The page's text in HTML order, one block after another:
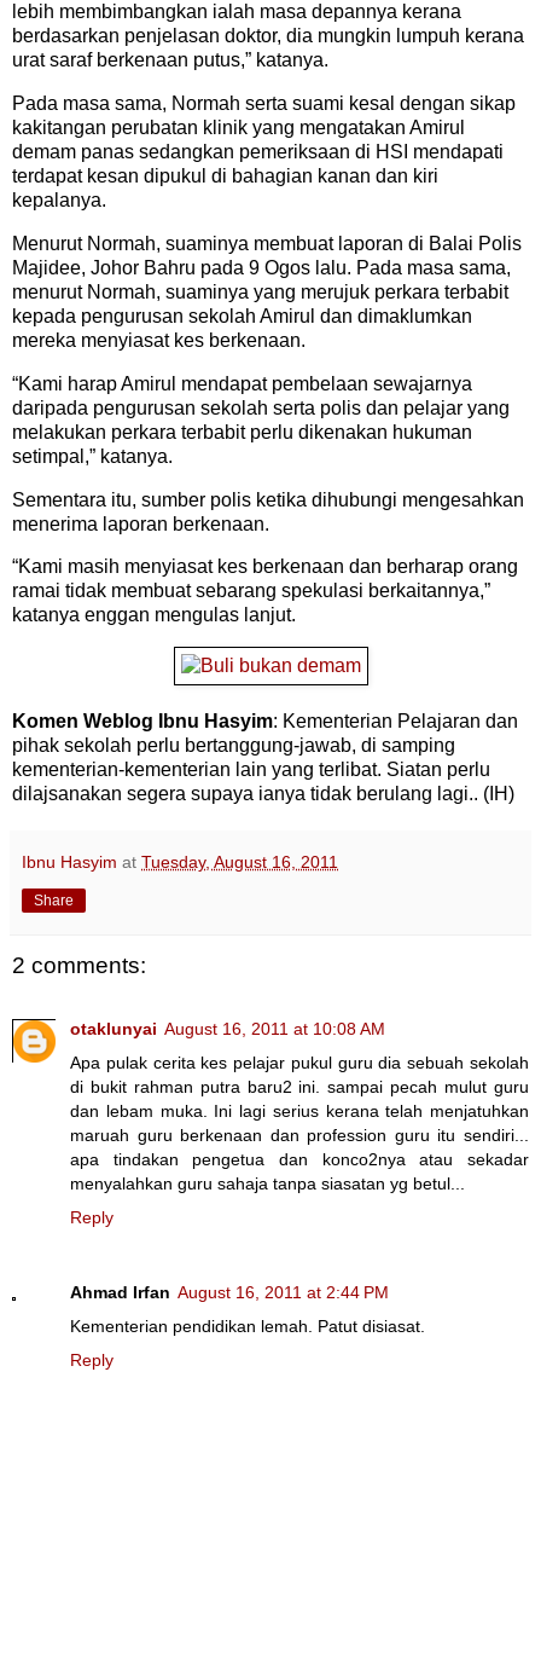
lebih membimbangkan ialah masa depannya kerana
berdasarkan penjelasan doktor, dia mungkin lumpuh kerana
urat saraf berkenaan putus,” katanya.
Pada masa sama, Normah serta suami kesal dengan sikap
kakitangan perubatan klinik yang mengatakan Amirul
demam panas sedangkan pemeriksaan di HSI mendapati
terdapat kesan dipukul di bahagian kanan dan kiri
kepalanya.
Menurut Normah, suaminya membuat laporan di Balai Polis
Majidee, Johor Bahru pada 9 Ogos lalu. Pada masa sama,
menurut Normah, suaminya yang merujuk perkara terbabit
kepada pengurusan sekolah Amirul dan dimaklumkan
mereka menyiasat kes berkenaan.
“Kami harap Amirul mendapat pembelaan sewajarnya
daripada pengurusan sekolah serta polis dan pelajar yang
melakukan perkara terbabit perlu dikenakan hukuman
setimpal,” katanya.
Sementara itu, sumber polis ketika dihubungi mengesahkan
menerima laporan berkenaan.
“Kami masih menyiasat kes berkenaan dan berharap orang
ramai tidak membuat sebarang spekulasi berkaitannya,”
katanya enggan mengulas lanjut.
Komen Weblog Ibnu Hasyim: Kementerian Pelajaran dan
pihak sekolah perlu bertanggung-jawab, di samping
kementerian-kementerian lain yang terlibat. Siatan perlu
dilajsanakan segera supaya ianya tidak berulang lagi.. (IH)
Ibnu Hasyim at Tuesday, August 16, 2011
Share
2 comments:
otaklunyai August 16, 2011 at 10:08 AM
Apa pulak cerita kes pelajar pukul guru dia sebuah sekolah
di bukit rahman putra baru2 ini. sampai pecah mulut guru
dan lebam muka. Ini lagi serius kerana telah menjatuhkan
maruah guru berkenaan dan profession guru itu sendiri...
apa tindakan pengetua dan konco2nya atau sekadar
menyalahkan guru sahaja tanpa siasatan yg betul...
Reply
Ahmad Irfan August 16, 2011 at 2:44 PM
Kementerian pendidikan lemah. Patut disiasat.
Reply